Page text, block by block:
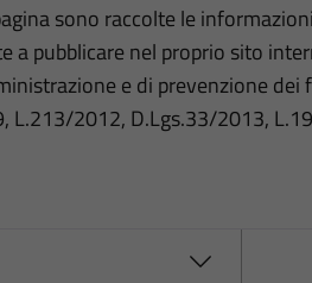
sono raccolte le
a pubblicare nel proprio sito
e di prevenzione
L.213/2012, D.Lgs.33/2013,